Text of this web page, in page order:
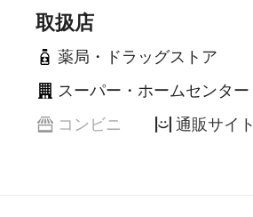
取扱店
薬局・ドラッグストア
スーパー・ホームセンター
コンビニ
通販サイト